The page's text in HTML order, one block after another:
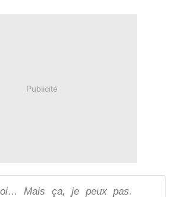
Publicité
Mais ça, je peux pas.